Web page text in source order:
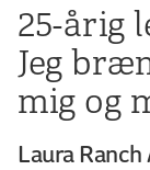
25-årig
Jeg
mig og
Laura